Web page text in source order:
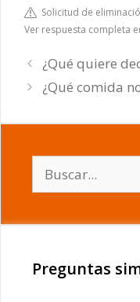
Solicitud de
Ver respuesta completa
¿Qué quiere
¿Qué comida
Preguntas